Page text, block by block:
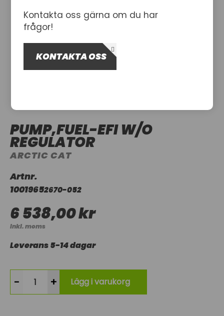
PUMP,FUEL-EFI W/O
REGULATOR
ARCTIC CAT
Artnr.
10019652670-052
6 538,00 kr
Inkl. moms
Leverans 5-14 dagar
- + Lägg i varukorg
Kontakta oss gärna om du har
frågor!
KONTAKTA OSS